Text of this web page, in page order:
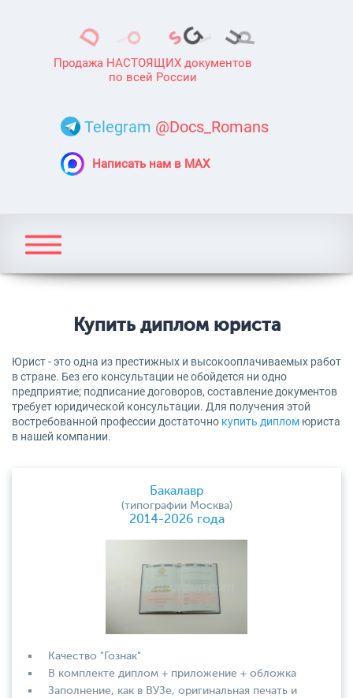
Продажа НАСТОЯЩИХ документов
по всей России
Telegram @Docs_Romans
Написать нам в MAX
Купить диплом юриста
Юрист - это одна из престижных и высокооплачиваемых работ
в стране. Без его консультации не обойдется ни одно
предприятие; подписание договоров, составление документов
требует юридической консультации. Для получения этой
востребованной профессии достаточно купить диплом юриста
в нашей компании.
Бакалавр
(типографии Москва)
2014-2026 года
Качество "Гознак"
В комплекте диплом + приложение + обложка
Заполнение, как в ВУЗе, оригинальная печать и